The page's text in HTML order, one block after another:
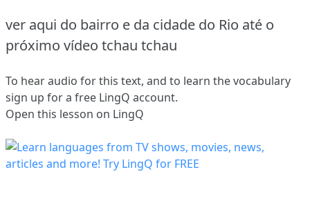
ver aqui do bairro e da cidade do Rio até o
próximo vídeo tchau tchau
To hear audio for this text, and to learn the vocabulary
sign up for a free LingQ account.
Open this lesson on LingQ